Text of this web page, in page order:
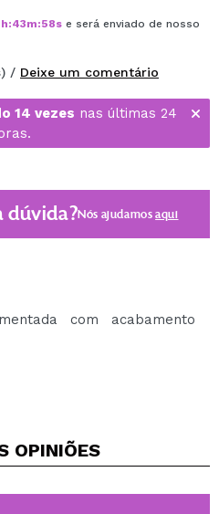
h:43m:58s e será enviado de nosso
/ Deixe um comentário
14 vezes nas últimas 24
dúvida?Nós ajudamosaqui
com acabamento
e cheio de cores.
OPINIÕES